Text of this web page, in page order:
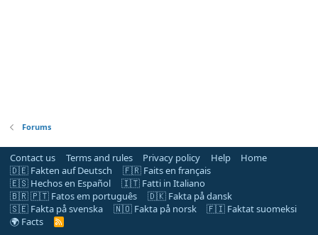
Forums
Contact us Terms and rules Privacy policy Help
Home
🇩🇪 Fakten auf Deutsch
🇫🇷 Faits en français
🇪🇸 Hechos en Español
🇮🇹 Fatti in Italiano
🇧🇷 🇵🇹 Fatos em português
🇩🇰 Fakta på dansk
🇸🇪 Fakta på svenska
🇳🇴 Fakta på norsk
🇫🇮 Faktat suomeksi
🌍 Facts
R